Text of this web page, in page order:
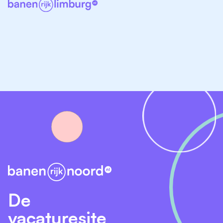
Je draait steeds 3 maanden mee.
en helpt bij aanleg en herstel van leidingen.
Werkvoorbereider:
Jij bent de regisseur achter
de schermen. Vanaf het moment dat een klus op
de planning staat, zorg jij ervoor dat alles klaarstaat.
Je plant werkzaamheden en bewaakt
voortgang, veiligheid en efficiëntie.
Aansluitspecialist: Je bekijkt en beoordeelt
wateraansluitingen voor huizen en gebouwen.
De
vacaturesite